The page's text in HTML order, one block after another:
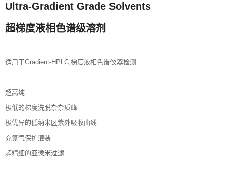
Ultra-Gradient Grade Solvents
超梯度液相色谱级溶剂
适用于Gradient-HPLC,梯度液相色谱仪器检测
超高纯
极低的梯度洗脱杂杂质峰
极优异的低纳米区紫外吸收曲线
充氮气保护灌装
超精细的亚微米过滤